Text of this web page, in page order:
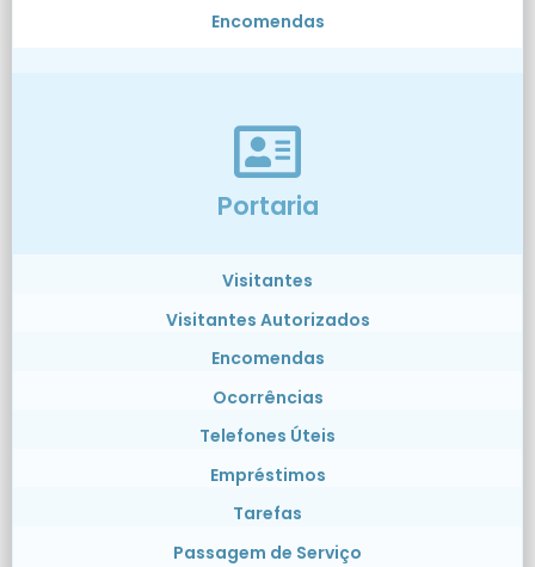
Encomendas
Portaria
Visitantes
Visitantes Autorizados
Encomendas
Ocorrências
Telefones Úteis
Empréstimos
Tarefas
Passagem de Serviço